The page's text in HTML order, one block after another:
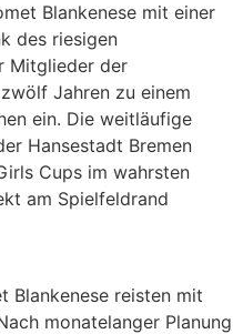
Blankenese mit einer
des riesigen
Mitglieder der
Jahren zu einem
ein. Die weitläufige
Hansestadt Bremen
Cups im wahrsten
am Spielfeldrand
Blankenese reisten mit
monatelanger Planung